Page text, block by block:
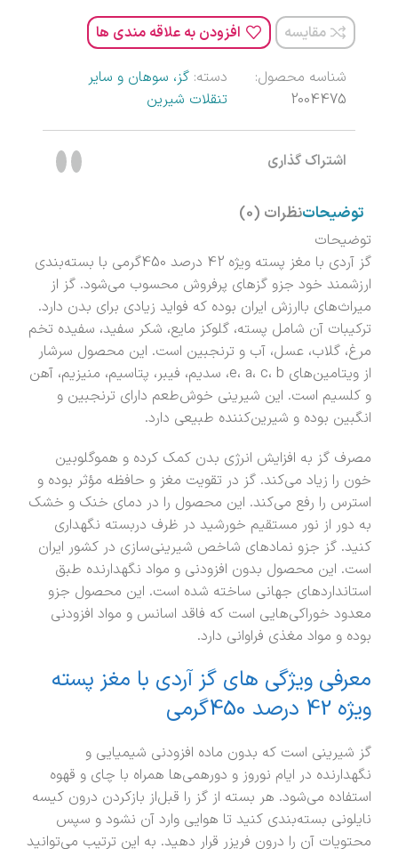
مقایسه افزودن به علاقه مندی ها
شناسه محصول:
2004475
دسته: گز، سوهان و سایر
تنقلات شیرین
اشتراک گذاری
توضیحاتنظرات (0)
توضیحات
گز آردی با مغز پسته ویژه 42 درصد 450گرمی با بسته‌بندی
ارزشمند خود جزو گزهای پرفروش محسوب می‌شود. گز از
میراث‌های باارزش ایران بوده که فواید زیادی برای بدن دارد.
ترکیبات آن شامل پسته، گلوکز مایع، شکر سفید، سفیده تخم
مرغ، گلاب، عسل، آب و ترنجبین است. این محصول سرشار
از ویتامین‌های e، a، c، b، سدیم، فیبر، پتاسیم، منیزیم، آهن
و کلسیم است. این شیرینی خوش‌طعم دارای ترنجبین و
انگبین بوده و شیرین‌کننده طبیعی دارد.
مصرف گز به افزایش انرژی بدن کمک کرده و هموگلوبین
خون را زیاد می‌کند. گز در تقویت مغز و حافظه مؤثر بوده و
استرس را رفع می‌کند. این محصول را در دمای خنک و خشک
به دور از نور مستقیم خورشید در ظرف دربسته نگهداری
کنید. گز جزو نمادهای شاخص شیرینی‌سازی در کشور ایران
است. این محصول بدون افزودنی و مواد نگهدارنده طبق
استانداردهای جهانی ساخته شده است. این محصول جزو
معدود خوراکی‌هایی است که فاقد اسانس و مواد افزودنی
بوده و مواد مغذی فراوانی دارد.
معرفی ویژگی های گز آردی با مغز پسته
ویژه 42 درصد 450گرمی
گز شیرینی است که بدون ماده افزودنی شیمیایی و
نگهدارنده در ایام نوروز و دورهمی‌ها همراه با چای و قهوه
استفاده می‌شود. هر بسته از گز را قبل‌از بازکردن درون کیسه
نایلونی بسته‌بندی کنید تا هوایی وارد آن نشود و سپس
محتویات آن را درون فریزر قرار دهید. به این ترتیب می‌توانید